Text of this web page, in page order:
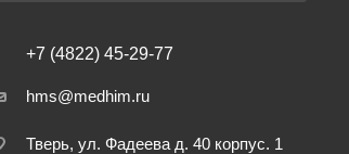
+7 (4822) 45-29-77
hms@medhim.ru
Тверь, ул. Фадеева д. 40 корпус. 1